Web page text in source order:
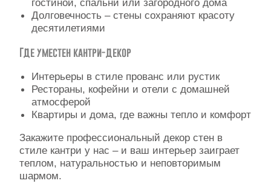
Долговечность – стены сохраняют красоту
десятилетиями
Где уместен кантри-декор
Интерьеры в стиле прованс или рустик
Рестораны, кофейни и отели с домашней
атмосферой
Квартиры и дома, где важны тепло и комфорт
Закажите профессиональный декор стен в
стиле кантри у нас – и ваш интерьер заиграет
теплом, натуральностью и неповторимым
шармом.